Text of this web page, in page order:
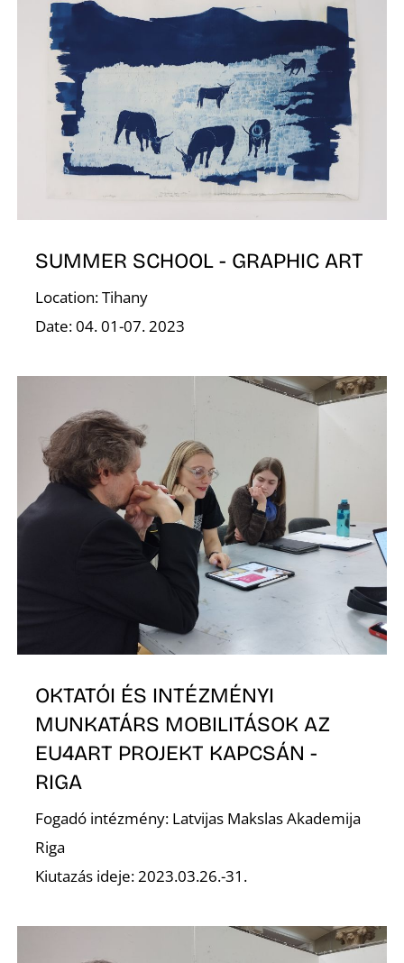
SUMMER SCHOOL - GRAPHIC ART
Location: Tihany
Date: 04. 01-07. 2023
OKTATÓI ÉS INTÉZMÉNYI
MUNKATÁRS MOBILITÁSOK AZ
EU4ART PROJEKT KAPCSÁN -
RIGA
Fogadó intézmény: Latvijas Makslas Akademija
Riga
Kiutazás ideje: 2023.03.26.-31.